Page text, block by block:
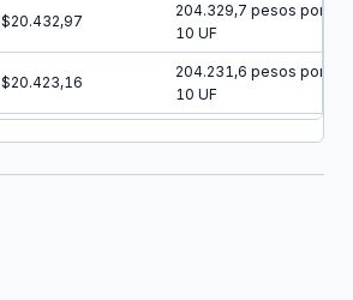
$20.432,97
204.329,7 pesos por
10 UF
$20.423,16
204.231,6 pesos por
10 UF
$20.413,36